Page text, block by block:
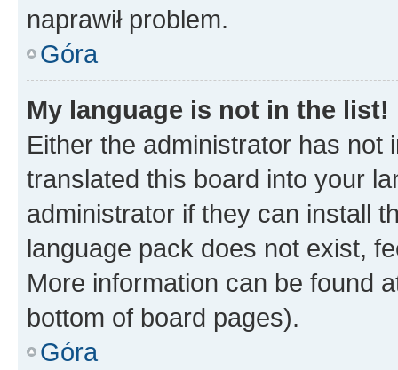
naprawił problem.
Góra
My language is not in the list!
Either the administrator has not
translated this board into your
administrator if they can install
language pack does not exist,
More information can be found
bottom of board pages).
Góra